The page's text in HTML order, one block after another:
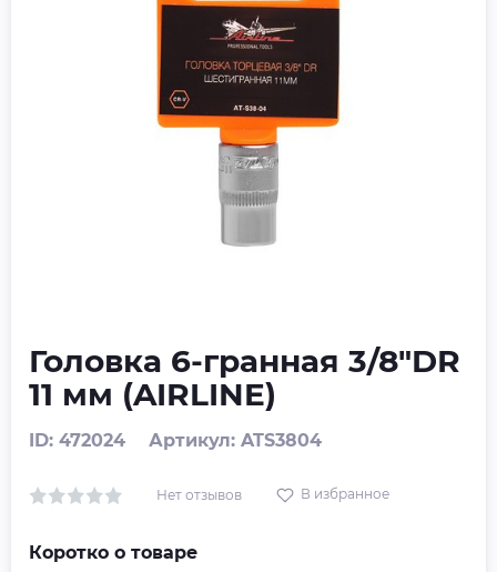
Головка 6-гранная 3/8"DR
11 мм (AIRLINE)
ID: 472024 Артикул: ATS3804
Нет отзывов В избранное
Коротко о товаре